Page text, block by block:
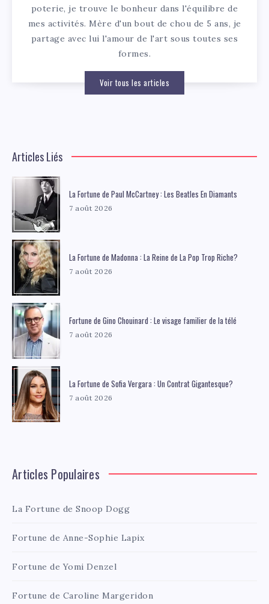
poterie, je trouve le bonheur dans l'équilibre de
mes activités. Mère d'un bout de chou de 5 ans, je
partage avec lui l'amour de l'art sous toutes ses
formes.
Voir tous les articles
Articles Liés
La Fortune de Paul McCartney : Les Beatles En Diamants
7 août 2026
La Fortune de Madonna : La Reine de La Pop Trop Riche?
7 août 2026
Fortune de Gino Chouinard : Le visage familier de la télé
7 août 2026
La Fortune de Sofia Vergara : Un Contrat Gigantesque?
7 août 2026
Articles Populaires
La Fortune de Snoop Dogg
Fortune de Anne-Sophie Lapix
Fortune de Yomi Denzel
Fortune de Caroline Margeridon